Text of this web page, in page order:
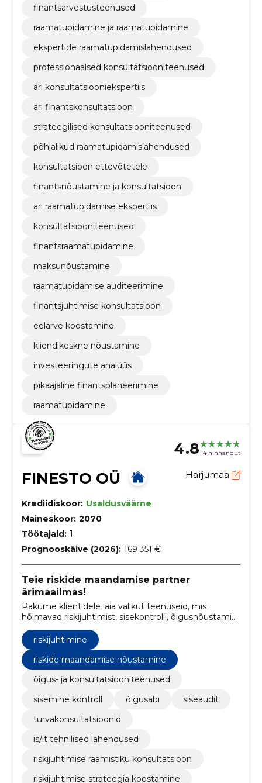
finantsarvestusteenused
raamatupidamine ja raamatupidamine
ekspertide raamatupidamislahendused
professionaalsed konsultatsiooniteenused
äri konsultatsiooniekspertiis
äri finantskonsultatsioon
strateegilised konsultatsiooniteenused
põhjalikud raamatupidamislahendused
konsultatsioon ettevõtetele
finantsnõustamine ja konsultatsioon
äri raamatupidamise ekspertiis
konsultatsiooniteenused
finantsraamatupidamine
maksunõustamine
raamatupidamise auditeerimine
finantsjuhtimise konsultatsioon
eelarve koostamine
kliendikeskne nõustamine
investeeringute analüüs
pikaajaline finantsplaneerimine
raamatupidamine
4.8 4 hinnangut
FINESTO OÜ Harjumaa
Krediidiskoor: Usaldusväärne
Maineskoor: 2070
Töötajaid: 1
Prognooskäive (2026): 169 351 €
Teie riskide maandamise partner
ärimaailmas!
Pakume klientidele laia valikut teenuseid, mis
hõlmavad riskijuhtimist, sisekontrolli, õigusnõustamist
saavutada finantsstabiilsust ja kaitsta oma huve.
riskijuhtimine
riskide maandamise nõustamine
õigus- ja konsultatsiooniteenused
sisemine kontroll
õigusabi
siseaudit
turvakonsultatsioonid
is/it tehnilised lahendused
riskijuhtimise raamistiku konsultatsioon
riskijuhtimise strateegia koostamine